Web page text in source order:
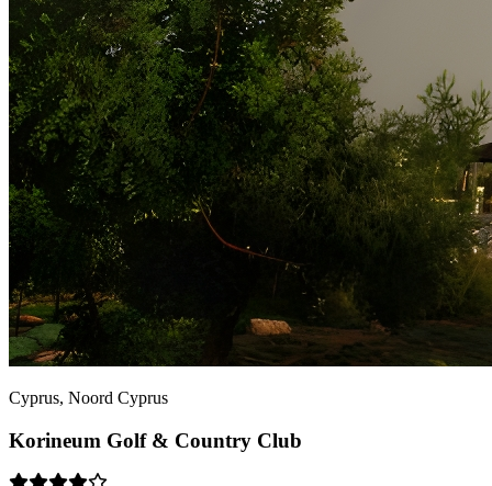
Cyprus, Noord Cyprus
Korineum Golf & Country Club